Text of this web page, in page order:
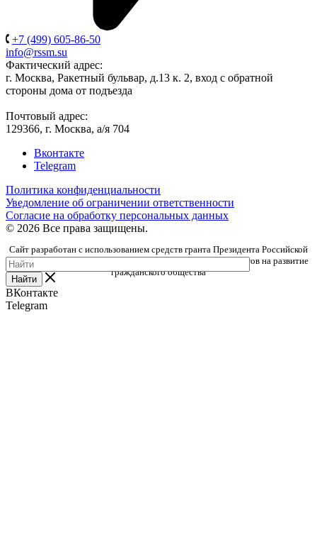
+7 (499) 605-86-50
info@rssm.su
Фактический адрес:
г. Москва, Ракетный бульвар, д.13 к. 2, вход с обратной
стороны дома от подъезда
Почтовый адрес:
129366, г. Москва, а/я 704
Вконтакте
Telegram
Политика конфиденциальности
Уведомление об ограничении ответственности
Согласие на обработку персональных данных
© 2026 Все права защищены.
Сайт разработан с использованием средств гранта Президента Российской
Федерации, предоставленного Фондом президентских грантов на развитие
гражданского общества
Найти
ВКонтакте
Telegram